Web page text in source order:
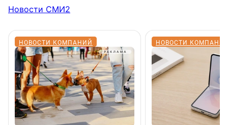
Новости СМИ2
НОВОСТИ КОМПАНИЙ НОВОСТИ